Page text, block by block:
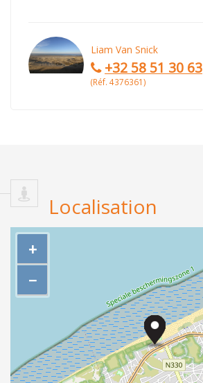
Liam Van Snick
+32 58 51 30 63
(Réf. 4376361)
Localisation
+
−